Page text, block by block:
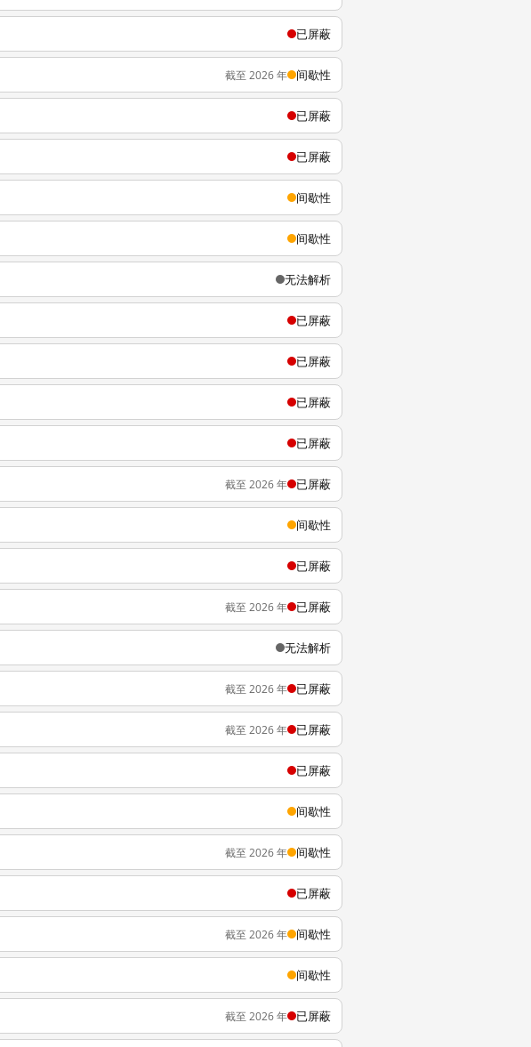
已屏蔽
截至 2026 年 间歇性
已屏蔽
已屏蔽
间歇性
间歇性
无法解析
已屏蔽
已屏蔽
已屏蔽
已屏蔽
截至 2026 年 已屏蔽
间歇性
已屏蔽
截至 2026 年 已屏蔽
无法解析
截至 2026 年 已屏蔽
截至 2026 年 已屏蔽
已屏蔽
间歇性
截至 2026 年 间歇性
已屏蔽
截至 2026 年 间歇性
间歇性
截至 2026 年 已屏蔽